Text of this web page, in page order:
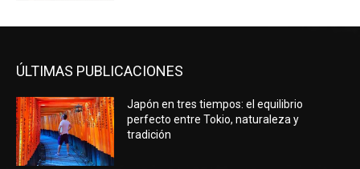
ÚLTIMAS PUBLICACIONES
Japón en tres tiempos: el equilibrio
perfecto entre Tokio, naturaleza y
tradición